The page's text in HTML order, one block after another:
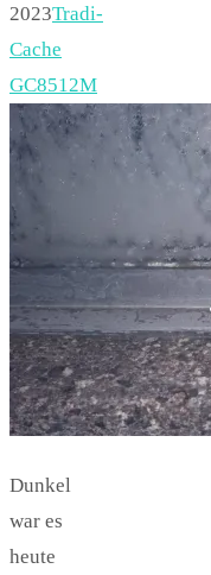
2023Tradi-
Cache
GC8512M
Dunkel
war es
heute